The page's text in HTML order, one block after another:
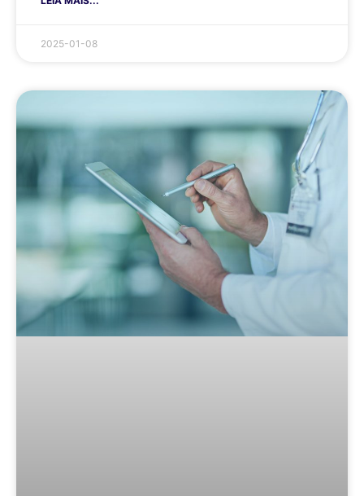
2025-01-08